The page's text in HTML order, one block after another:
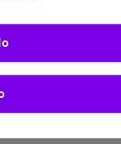
participação em
a encontrar
sobre
a confiança